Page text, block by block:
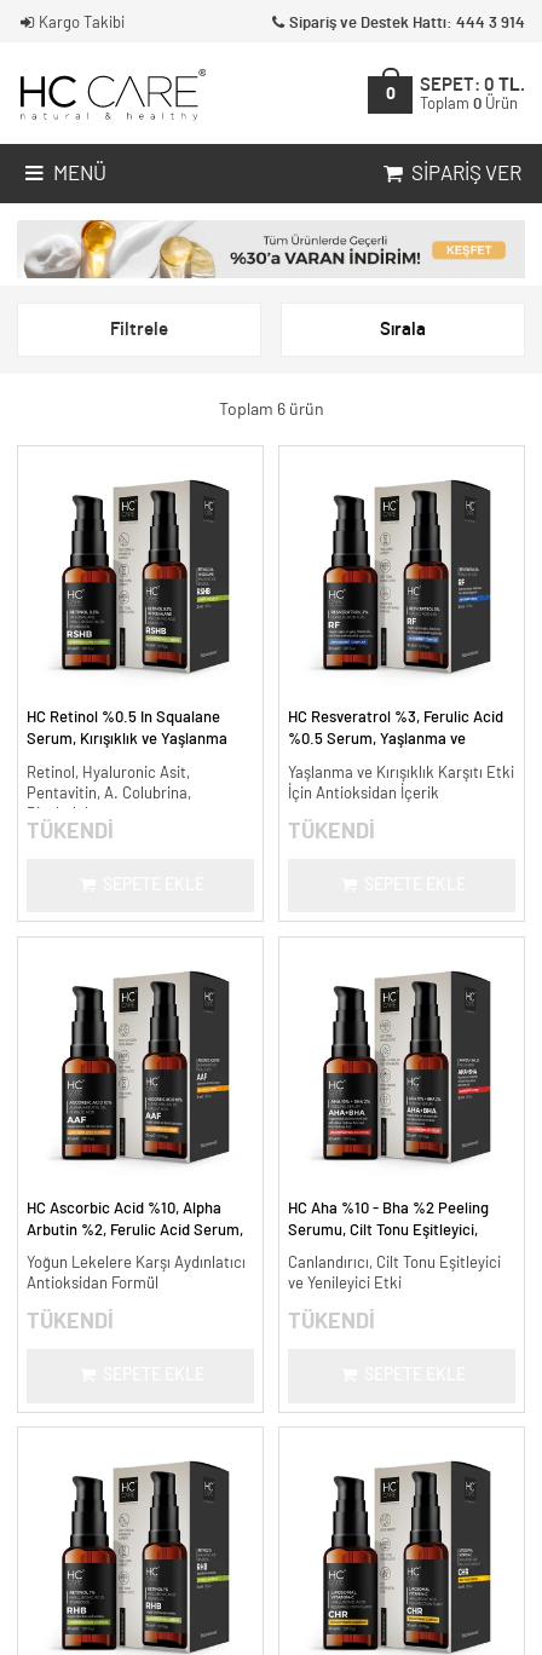
Kargo Takibi Sipariş ve Destek Hattı: 444 3 914
0
SEPET: 0 TL.
Toplam 0 Ürün
MENÜ SIPARIŞ VER
Filtrele Sırala
Toplam 6 ürün
HC Retinol %0.5 In Squalane
Serum, Kırışıklık ve Yaşlanma
Retinol, Hyaluronic Asit,
Pentavitin, A. Colubrina,
Bisabolol
TÜKENDİ
HC Resveratrol %3, Ferulic Acid
%0.5 Serum, Yaşlanma ve
Yaşlanma ve Kırışıklık Karşıtı Etki
İçin Antioksidan İçerik
TÜKENDİ
HC Ascorbic Acid %10, Alpha
Arbutin %2, Ferulic Acid Serum,
ml.
Yoğun Lekelere Karşı Aydınlatıcı
Antioksidan Formül
TÜKENDİ
HC Aha %10 - Bha %2 Peeling
Serumu, Cilt Tonu Eşitleyici,
Canlandırıcı, Cilt Tonu Eşitleyici
ve Yenileyici Etki
TÜKENDİ